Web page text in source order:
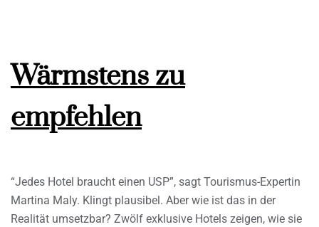
Wärmstens zu
empfehlen
“Jedes Hotel braucht einen USP”, sagt Tourismus-Expertin
Martina Maly. Klingt plausibel. Aber wie ist das in der
Realität umsetzbar? Zwölf exklusive Hotels zeigen, wie sie